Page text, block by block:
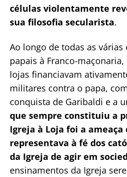
células violentamente
sua filosofia secularista.
Ao longo de todas as várias
papais à Franco-
lojas financiavam
militares contra o papa,
conquista de Garibaldi e a
que sempre constituiu a
Igreja à Loja foi a ameaça
representava à fé dos
da Igreja de agir em
ensinamentos da Igreja